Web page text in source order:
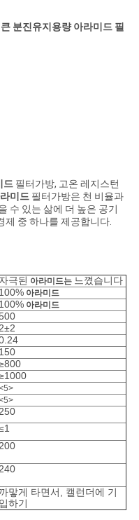
분진유지용량 아라미드 필
드 필터가방, 고온 레지스턴
미드 필터가방은 천 비율과
수 있는 삶에 더 높은 공기
제 중 하나를 제공합니다.
자극된 아라미드는 느꼈습니다
100% 아라미드
100% 아라미드
150
까맣게 타면서, 캘런더에 기
입하기